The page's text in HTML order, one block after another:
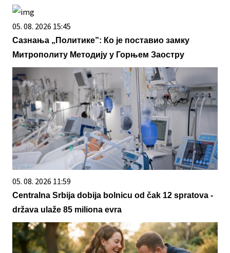
05. 08. 2026 15:45
Сазнања „Политике”: Ко је поставио замку
Митрополиту Методију у Горњем Заостру
05. 08. 2026 11:59
Centralna Srbija dobija bolnicu od čak 12 spratova -
država ulaže 85 miliona evra